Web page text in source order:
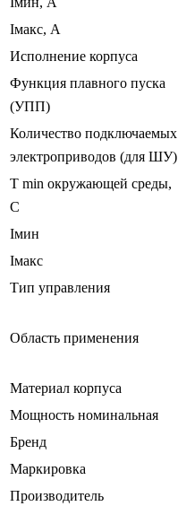
Iмакс, А
Исполнение корпуса
Функция плавного пуска
(УПП)
Количество подключаемых
электроприводов (для ШУ)
T min окружающей среды,
C
Iмин
Iмакс
Тип управления
Область применения
Материал корпуса
Мощность номинальная
Бренд
Маркировка
Производитель